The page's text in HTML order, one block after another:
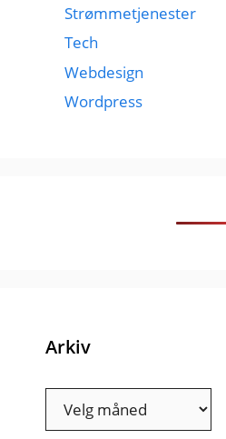
Strømmetjenester
Tech
Webdesign
Wordpress
Arkiv